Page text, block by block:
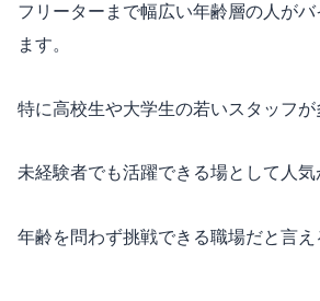
フリーターまで幅広い年齢層の人が
ます。
特に高校生や大学生の若いスタッフが
未経験者でも活躍できる場として人気
年齢を問わず挑戦できる職場だと言え